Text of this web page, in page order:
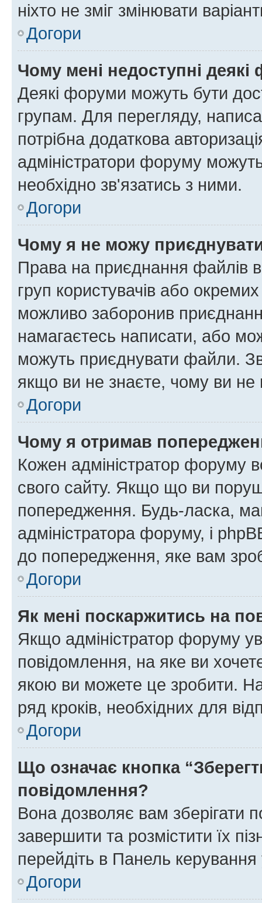
ніхто не зміг змінювати
Догори
Чому мені недоступні
Деякі форуми можуть бути
групам. Для перегляду,
потрібна додаткова
адміністратори форуму
необхідно зв'язатись з ними.
Догори
Чому я не можу
Права на приєднання файлів
груп користувачів або
можливо заборонив
намагаєтесь написати, або
можуть приєднувати файли.
якщо ви не знаєте, чому ви
Догори
Чому я отримав
Кожен адміністратор форуму
свого сайту. Якщо що ви
попередження. Будь-ласка,
адміністратора форуму, і
до попередження, яке вам
Догори
Як мені поскаржитись на
Якщо адміністратор форуму
повідомлення, на яке ви
якою ви можете це зробити.
ряд кроків, необхідних для
Догори
Що означає кнопка
повідомлення?
Вона дозволяє вам зберігати
завершити та розмістити їх
перейдіть в Панель керування
Догори